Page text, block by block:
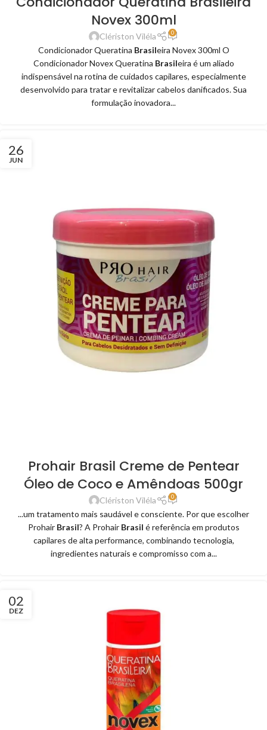
Novex 300ml
Clériston Viléla 0
Condicionador Queratina Brasileira Novex 300ml O
Condicionador Novex Queratina Brasileira é um aliado
indispensável na rotina de cuidados capilares, especialmente
desenvolvido para tratar e revitalizar cabelos danificados. Sua
formulação inovadora...
26
JUN
Prohair Brasil Creme de Pentear
Óleo de Coco e Amêndoas 500gr
Clériston Viléla 0
...um tratamento mais saudável e consciente. Por que escolher
Prohair Brasil? A Prohair Brasil é referência em produtos
capilares de alta performance, combinando tecnologia,
ingredientes naturais e compromisso com a...
02
DEZ